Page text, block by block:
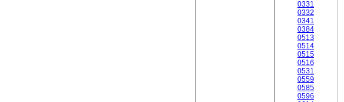
0331
0332
0341
0384
0513
0514
0515
0516
0531
0559
0585
0596